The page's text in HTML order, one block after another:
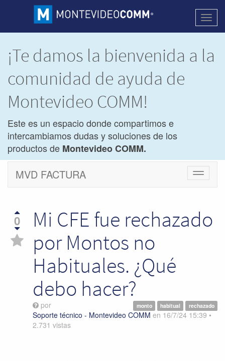
¡Te damos la bienvenida a la
comunidad de ayuda de
Montevideo COMM!
Este es un espacio donde compartimos e
intercambiamos dudas y soluciones de los
productos de Montevideo COMM.
Cambiar
MVD FACTURA
0
Mi CFE fue rechazado
por Montos no
Habituales. ¿Qué
debo hacer?
monto habitual rechazado
por
Soporte técnico - Montevideo COMM en 16/7/24 15:39 •
2.731 vistas